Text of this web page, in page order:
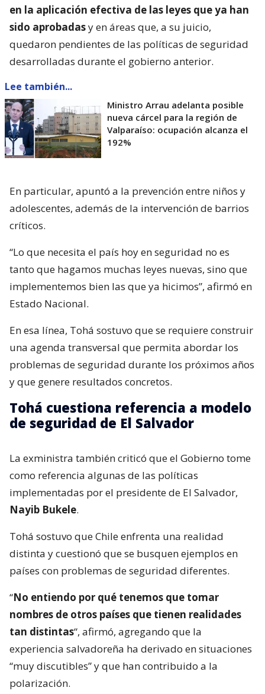
en la aplicación efectiva de las leyes que ya han
sido aprobadasy en áreas que, a su juicio,
quedaron pendientes de las políticas de seguridad
desarrolladas durante el gobierno anterior.
Lee también...
Ministro Arrau adelanta posible
nueva cárcel para la región de
Valparaíso: ocupación alcanza el
192%
En particular, apuntó a la prevención entre niños y
adolescentes, además de la intervención de barrios
críticos.
“Lo que necesita el país hoy en seguridad no es
tanto que hagamos muchas leyes nuevas, sino que
implementemos bien las que ya hicimos”, afirmó en
Estado Nacional.
En esa línea, Tohá sostuvo que se requiere construir
una agenda transversal que permita abordar los
problemas de seguridad durante los próximos años
y que genere resultados concretos.
Tohá cuestiona referencia a modelo
de seguridad de El Salvador
La exministra también criticó que el Gobierno tome
como referencia algunas de las políticas
implementadas por el presidente de El Salvador,
Nayib Bukele.
Tohá sostuvo que Chile enfrenta una realidad
distinta y cuestionó que se busquen ejemplos en
países con problemas de seguridad diferentes.
“No entiendo por qué tenemos que tomar
nombres de otros países que tienen realidades
tan distintas“, afirmó, agregando que la
experiencia salvadoreña ha derivado en situaciones
“muy discutibles” y que han contribuido a la
polarización.